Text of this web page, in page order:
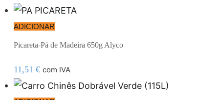
ADICIONAR
Picareta-Pá de Madeira 650g Alyco
11,51 € com IVA